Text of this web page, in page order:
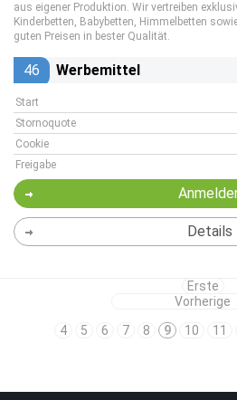
aus eigener Produktion. Wir vertreiben
Kinderbetten, Babybetten, Himmelbetten
guten Preisen in bester Qualität.
46 Werbemittel
Start
Stornoquote
Cookie
Freigabe
Details
Erste
Vorherige
4
5 6 7 8 9 10 11